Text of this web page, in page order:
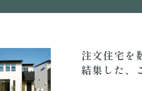
注文住宅を
結集した、